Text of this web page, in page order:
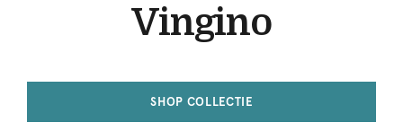
Vingino
SHOP COLLECTIE